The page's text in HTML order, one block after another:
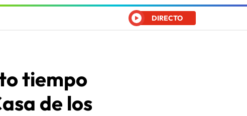
DIRECTO
tiempo
de los